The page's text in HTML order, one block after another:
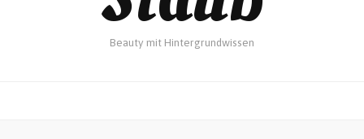
Beauty mit Hintergrundwissen